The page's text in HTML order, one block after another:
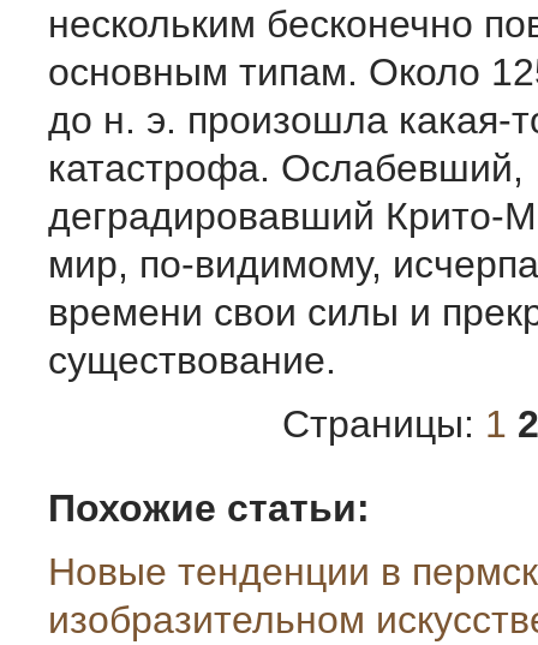
нескольким бесконечно
основным типам. Около
до н. э. произошла какая-
катастрофа. Ослабевший,
деградировавший Крито-
мир, по-видимому,
времени свои силы и
существование.
Страницы: 1 2
Похожие статьи:
Новые тенденции в
изобразительном